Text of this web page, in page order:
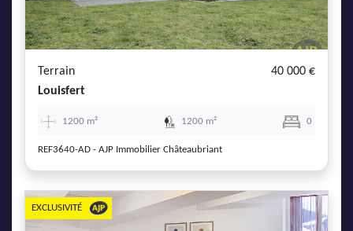
Terrain
40 000 €
Louisfert
1200 m² 1200 m² 0
REF3640-AD - AJP Immobilier Châteaubriant
EXCLUSIVITÉ